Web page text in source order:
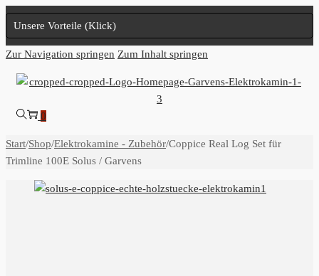
Unsere Vorteile (Klick)
Zur Navigation springen Zum Inhalt springen
0
Start/Shop/Elektrokamine - Zubehör/Coppice Real Log Set für
Trimline 100E Solus / Garvens